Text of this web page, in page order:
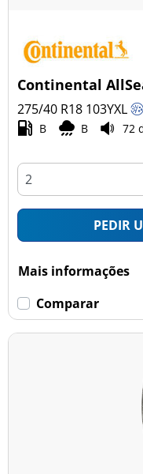
Continental
275/40 R18 103YXL
B B 72
PEDIR
Mais informações
Comparar